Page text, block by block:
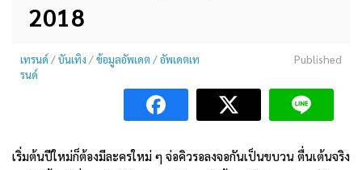
2018
เทรนด์/บันเทิง /ข้อมูลอัพเดต /อัพเดตเท
รนด์
Published
เริ่มต้นปีใหม่ก็ต้องมีละครใหม่ ๆ จ่อคิวรอลงจอกันเป็นขบวน ตื่นเต้นจริง